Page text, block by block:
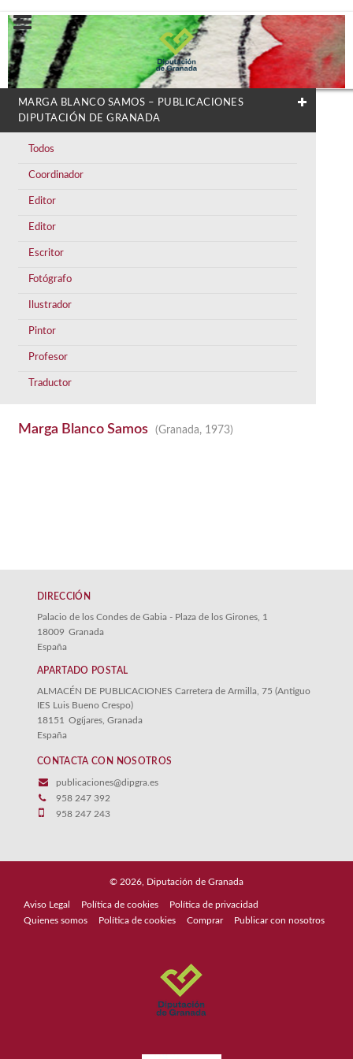
MARGA BLANCO SAMOS – PUBLICACIONES
DIPUTACIÓN DE GRANADA
Todos
Coordinador
Editor
Editor
Escritor
Fotógrafo
Ilustrador
Pintor
Profesor
Traductor
Marga Blanco Samos (Granada, 1973)
DIRECCIÓN
Palacio de los Condes de Gabia - Plaza de los Girones, 1
18009 Granada
España
APARTADO POSTAL
ALMACÉN DE PUBLICACIONES Carretera de Armilla, 75 (Antiguo
IES Luis Bueno Crespo)
18151 Ogíjares, Granada
España
CONTACTA CON NOSOTROS
publicaciones@dipgra.es
958 247 392
958 247 243
© 2026, Diputación de Granada
Aviso Legal Política de cookies
Política de privacidad
Quienes somos
Política de cookies Comprar Publicar con nosotros